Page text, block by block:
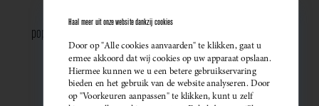
populariteit van Belgische mousserende wijnen. Meer dan ooit
kiezen ze bewust voor lokale bubbels — ideaal als
sprankelend aperitief of als verfijnde match bij een
gastronomisch diner. Santé!
Haal meer uit onze website dankzij cookies
Door op "Alle cookies aanvaarden" te klikken, gaat u
ermee akkoord dat wij cookies op uw apparaat opslaan.
Hiermee kunnen we u een betere gebruikservaring
bieden en het gebruik van de website analyseren. Door
op "Voorkeuren aanpassen" te klikken, kunt u zelf